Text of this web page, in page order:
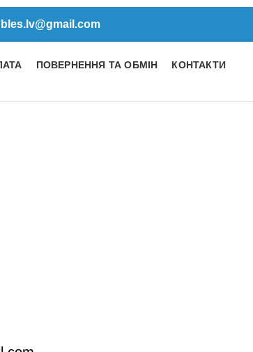
ПОВЕРНЕННЯ ТА ОБМІН КОНТАКТИ